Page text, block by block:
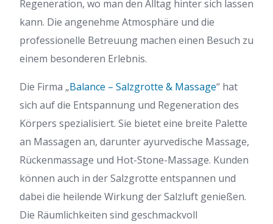
Regeneration, wo man den Alltag hinter sich lassen
kann. Die angenehme Atmosphäre und die
professionelle Betreuung machen einen Besuch zu
einem besonderen Erlebnis.
Die Firma „Balance – Salzgrotte & Massage“ hat
sich auf die Entspannung und Regeneration des
Körpers spezialisiert. Sie bietet eine breite Palette
an Massagen an, darunter ayurvedische Massage,
Rückenmassage und Hot-Stone-Massage. Kunden
können auch in der Salzgrotte entspannen und
dabei die heilende Wirkung der Salzluft genießen.
Die Räumlichkeiten sind geschmackvoll